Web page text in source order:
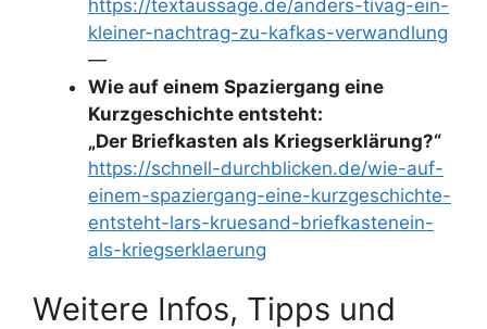
https://textaussage.de/anders-tivag-ein-
kleiner-nachtrag-zu-kafkas-verwandlung
—
Wie auf einem Spaziergang eine
Kurzgeschichte entsteht:
„Der Briefkasten als Kriegserklärung?“
https://schnell-durchblicken.de/wie-auf-
einem-spaziergang-eine-kurzgeschichte-
entsteht-lars-kruesand-briefkastenein-
als-kriegserklaerung
Weitere Infos, Tipps und